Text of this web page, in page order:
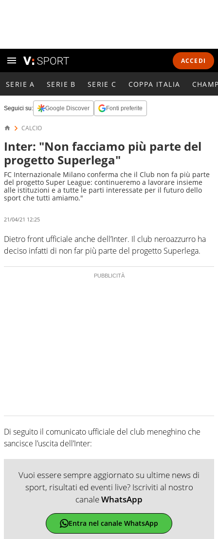
ACCEDI
SERIE A SERIE B SERIE C COPPA ITALIA
Seguici su: Google Discover Fonti preferite
CALCIO
Inter: "Non facciamo più parte del
progetto Superlega"
FC Internazionale Milano conferma che il Club non fa più parte
del progetto Super League: continueremo a lavorare insieme
alle istituzioni e a tutte le parti interessate per il futuro dello
sport che tutti amiamo."
21/04/21 12:25
Dietro front ufficiale anche dell’Inter. Il club neroazzurro ha
deciso infatti di non far più parte del progetto Superlega.
Di seguito il comunicato ufficiale del club meneghino che
sancisce l’uscita dell’Inter:
Vuoi essere sempre aggiornato su ultime news di
sport, risultati ed eventi live? Iscriviti al nostro
canaleWhatsApp
Entra nel canale WhatsApp